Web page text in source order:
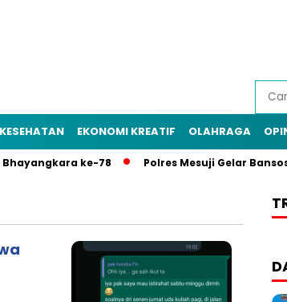
EKONOMI KREATIF OLAHRAGA
ke-78 Polres Mesuji Gelar Bansos